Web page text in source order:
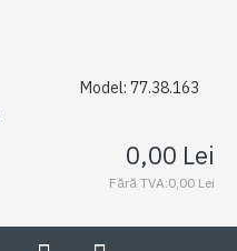
Model: 77.38.163
0,00 Lei
Fără TVA:0,00 Lei